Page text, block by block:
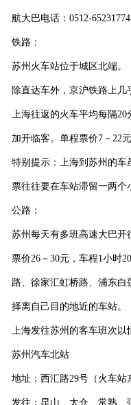
航大巴电话： 0512-65231774
铁路：
苏州火车站位于城区北端。
除直达车外，京沪铁路上
上海往返的火车平均每隔20
加开临客。单程票价7－ 22
特别提示：上海到苏州的
票往往要在车站滞留一两个
公路：
苏州每天有多班高速大巴开
票价26－ 30元，车程1 小时20
路、徐家汇虹桥路、浦东
择离自己目的地近的车站。
上海发往苏州的客车班次以
苏州汽车北站
地址：西汇路29号（火车站
发往：昆山、太仓、常熟、